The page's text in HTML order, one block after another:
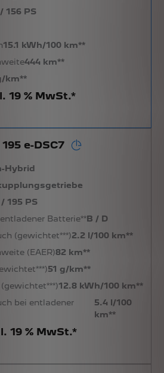
156 PS
15.1 kWh/100 km**
444 km**
km**
19 % MwSt.*
e-DSC7
Hybrid
195 PS
Batterie**B / D
(gewichtet***)2.2 l/100 km**
(EAER)82 km**
51 g/km**
12.8 kWh/100 km**
bei entladener
5.4 l/100
km**
19 % MwSt.*